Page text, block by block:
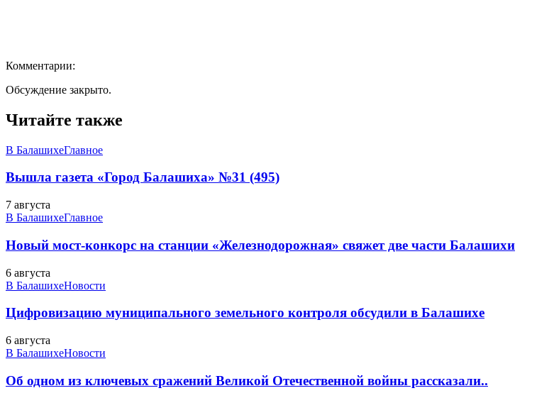
Комментарии:
Обсуждение закрыто.
Читайте также
В БалашихеГлавное
Вышла газета «Город Балашиха» №31 (495)
7 августа
В БалашихеГлавное
Новый мост-конкорс на станции «Железнодорожная» свяжет две части Балашихи
6 августа
В БалашихеНовости
Цифровизацию муниципального земельного контроля обсудили в Балашихе
6 августа
В БалашихеНовости
Об одном из ключевых сражений Великой Отечественной войны рассказали..